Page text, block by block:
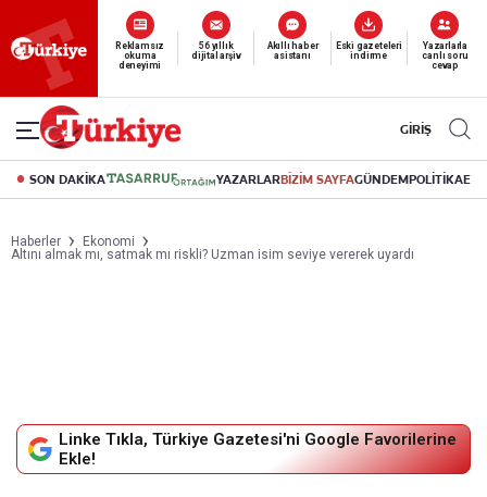
Yeni nesil dijital
abonelik 19 TL’den başlayan fiyatlarla.
GİRİŞ
SON DAKİKA YAZARLARBİZİM SAYFAGÜNDEMPOLİTİKA
Haberler
Ekonomi
Altını almak mı, satmak mı riskli? Uzman isim seviye vererek uyardı
Linke Tıkla, Türkiye Gazetesi'ni Google Favorilerine
Ekle!